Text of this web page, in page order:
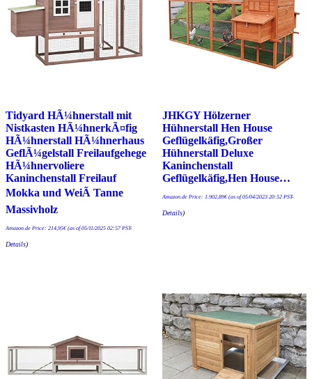
Tidyard HÃ¼hnerstall mit
Nistkasten HÃ¼hnerkÃ¤fig
HÃ¼hnerstall HÃ¼hnerhaus
GeflÃ¼gelstall Freilaufgehege
HÃ¼hnervoliere
Kaninchenstall Freilauf
Mokka und WeiÃ Tanne
Massivholz
Amazon.de Price: 214,95€(as of 05/11/2025 02:57 PST-
Details)
JHKGY Hölzerner
Hühnerstall Hen House
Geflügelkäfig,Großer
Hühnerstall Deluxe
Kaninchenstall
Geflügelkäfig,Hen House…
Amazon.de Price: 1.902,89€(as of 05/04/2023 20:52 PST-
Details)